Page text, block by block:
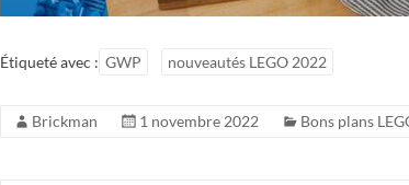
Étiqueté avec : GWP nouveautés LEGO 2022
Brickman 1 novembre 2022 Bons plans